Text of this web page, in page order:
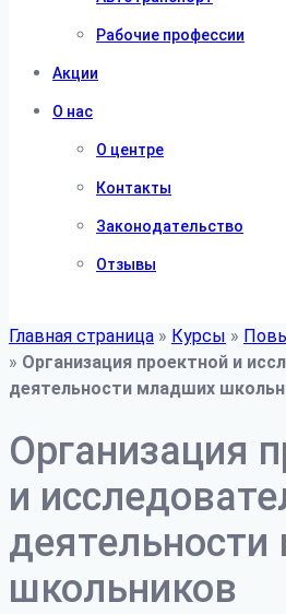
Рабочие профессии
Акции
О нас
О центре
Контакты
Законодательство
Отзывы
Главная страница » Курсы »
» Организация проектной и
деятельности младших
Организация
и
школьников